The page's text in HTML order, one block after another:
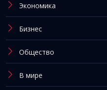
Экономика
Бизнес
Общество
В мире